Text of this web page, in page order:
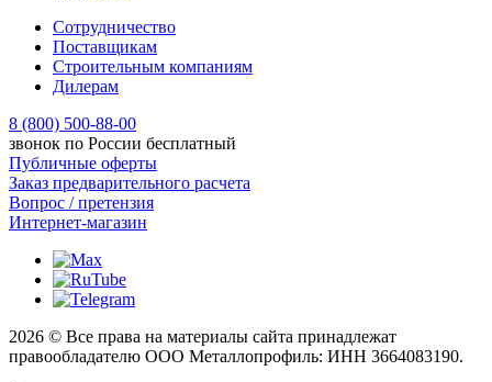
Сотрудничество
Поставщикам
Строительным компаниям
Дилерам
8 (800) 500-88-00
звонок по России бесплатный
Публичные оферты
Заказ предварительного расчета
Вопрос / претензия
Интернет-магазин
2026 © Все права на материалы сайта принадлежат
правообладателю ООО Металлопрофиль: ИНН 3664083190.